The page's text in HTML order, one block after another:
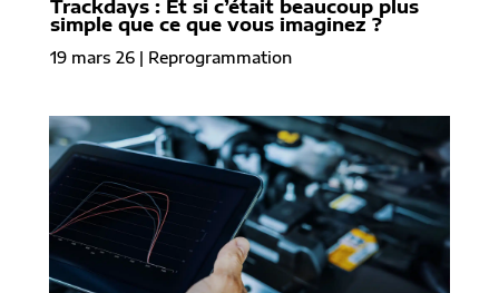
Trackdays : Et si c’était beaucoup plus
simple que ce que vous imaginez ?
19 mars 26| Reprogrammation